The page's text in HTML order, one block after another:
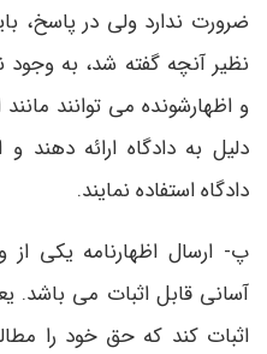
ضرورت ندارد ولی در پاسخ،
نظیر آنچه گفته شد، به وجود
و اظهارشونده می­ توانند مانند
دلیل به دادگاه ارائه دهند
دادگاه استفاده نمایند.
پ- ارسال اظهارنامه یکی
آسانی قابل اثبات می­ باشد.
اثبات کند که حق خود را